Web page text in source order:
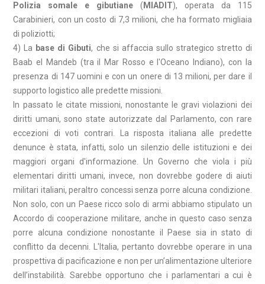
Polizia somale e gibutiane ( MIADIT), operata da 115
Carabinieri, con un costo di 7,3 milioni, che ha formato migliaia
di poliziotti;
4) La base di Gibuti, che si affaccia sullo strategico stretto di
Baab el Mandeb (tra il Mar Rosso e l'Oceano Indiano), con la
presenza di 147 uomini e con un onere di 13 milioni, per dare il
supporto logistico alle predette missioni.
In passato le citate missioni, nonostante le gravi violazioni dei
diritti umani, sono state autorizzate dal Parlamento, con rare
eccezioni di voti contrari. La risposta italiana alle predette
denunce è stata, infatti, solo un silenzio delle istituzioni e dei
maggiori organi d'informazione. Un Governo che viola i più
elementari diritti umani, invece, non dovrebbe godere di aiuti
militari italiani, peraltro concessi senza porre alcuna condizione.
Non solo, con un Paese ricco solo di armi abbiamo stipulato un
Accordo di cooperazione militare, anche in questo caso senza
porre alcuna condizione nonostante il Paese sia in stato di
conflitto da decenni. L'Italia, pertanto dovrebbe operare in una
prospettiva di pacificazione e non per un’alimentazione ulteriore
dell’instabilità. Sarebbe opportuno che i parlamentari a cui è